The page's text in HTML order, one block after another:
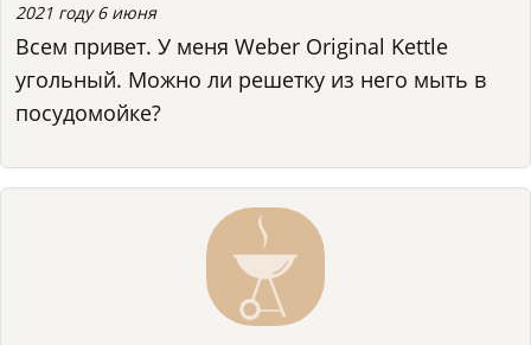
2021 году 6 июня
Всем привет. У меня Weber Original Kettle
угольный. Можно ли решетку из него мыть в
посудомойке?